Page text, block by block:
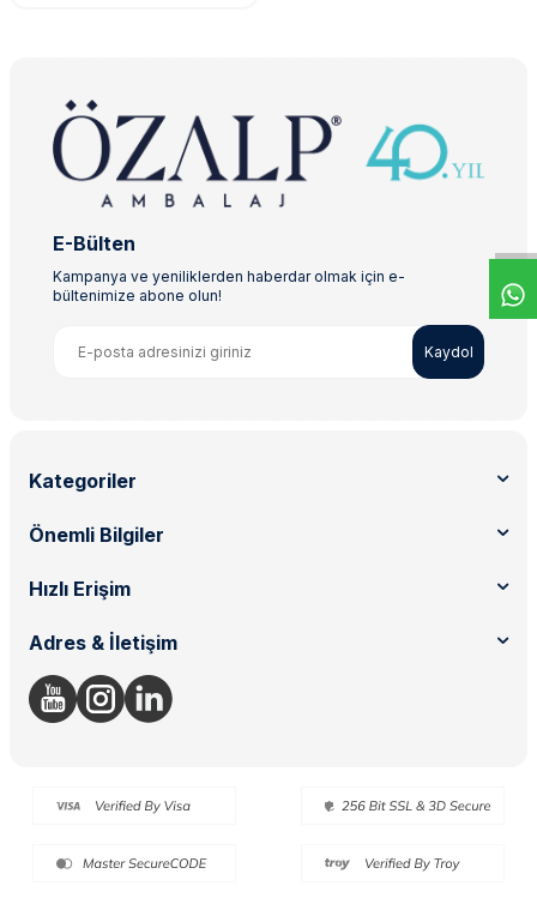
E-Bülten
Kampanya ve yeniliklerden haberdar olmak için e-
bültenimize abone olun!
Kaydol
Kategoriler
Önemli Bilgiler
Hızlı Erişim
Adres & İletişim